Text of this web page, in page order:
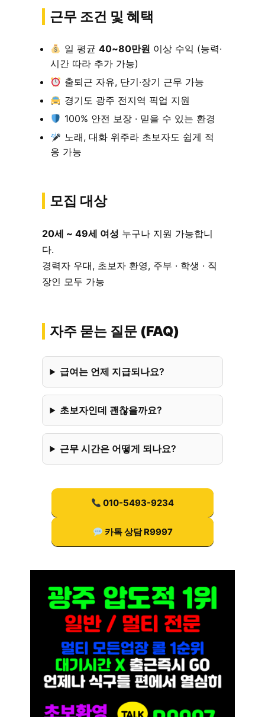
근무 조건 및 혜택
일 평균 40~80만원 이상 수익 (능력·
시간 따라 추가 가능)
출퇴근 자유, 단기·장기 근무 가능
경기도 광주 전지역 픽업 지원
100% 안전 보장 · 믿을 수 있는 환경
노래, 대화 위주라 초보자도 쉽게 적
응 가능
모집 대상
20세 ~ 49세 여성 누구나 지원 가능합니
다.
경력자 우대, 초보자 환영, 주부 · 학생 · 직
장인 모두 가능
자주 묻는 질문 (FAQ)
급여는 언제 지급되나요?
초보자인데 괜찮을까요?
근무 시간은 어떻게 되나요?
010-5493-9234
카톡 상담 R9997